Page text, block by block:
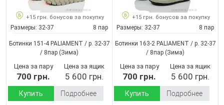
+15 грн. бонусов за покупку
Размеры: 32-37 8 пар
Ботинки 151-4 PALIAMENT / p. 32-37
/ 8пар (Зима)
Цена за пару
700 грн.
Цена за ящик
5 600 грн.
Купить Подробнее
+15 грн. бонусов за покупку
Размеры: 32-37 8 пар
Ботинки 163-2 PALIAMENT / p. 32-37
/ 8пар (Зима)
Цена за пару
700 грн.
Цена за ящик
5 600 грн.
Купить Подробнее